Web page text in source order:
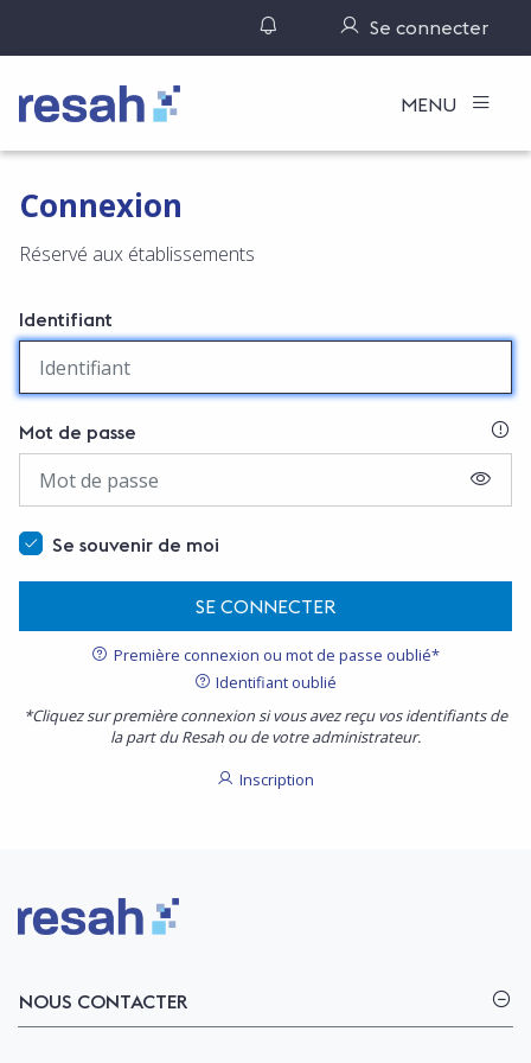
Gérer ses notifications
Se connecter
Logo Resah MENU
Connexion
Réservé aux établissements
Identifiant
Mot de passe
Se souvenir de moi
SE CONNECTER
Première connexion ou mot de passe oublié*
Identifiant oublié
*Cliquez sur première connexion si vous avez reçu vos identifiants de
la part du Resah ou de votre administrateur.
Inscription
Logo Resah
NOUS CONTACTER